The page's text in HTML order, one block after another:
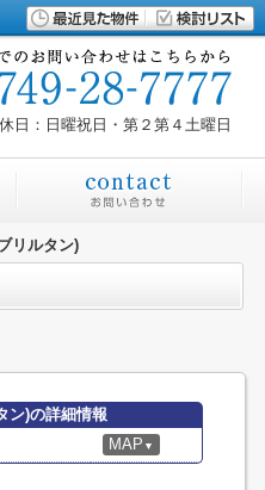
日：日曜祝日・第２第４土曜日
リルタン)
ン)の詳細情報
MAP ▼